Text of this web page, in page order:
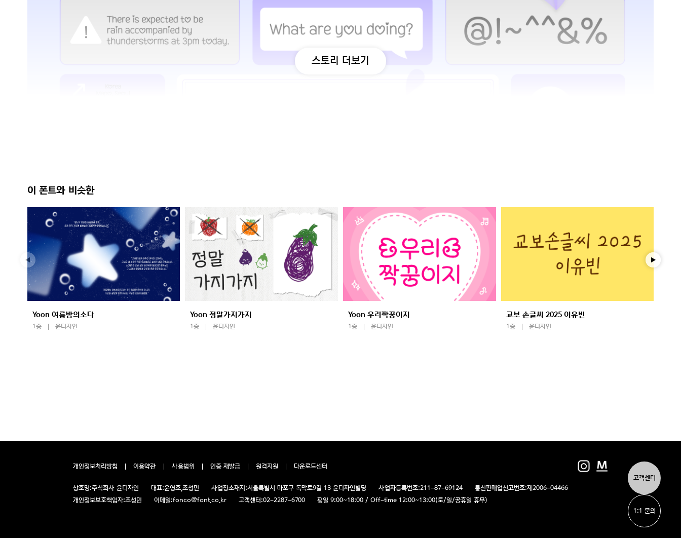
스토리 더보기
이 폰트와 비슷한
Yoon 여름밤의소다
1종 윤디자인
Yoon 정말가지가지
1종 윤디자인
Yoon 우리짝꿍이지
1종 윤디자인
교보 손글씨 2025 이유빈
1종 윤디자인
고객센터
1:1 문의
개인정보처리방침 이용약관 사용범위 인증 재발급 원격지원 다운로드센터
상호명:주식회사 윤디자인 대표:윤영호,조성민 사업장소재지:서울특별시 마포구 독막로9길 13 윤디자인빌딩 사업자등록번호:211-87-69124 통신판매업신고번호:제2006-04466
개인정보보호책임자:조성민 이메일:fonco@font.co.kr 고객센터:02-2287-6700 평일 9:00~18:00 / Off-time 12:00~13:00(토/일/공휴일 휴무)